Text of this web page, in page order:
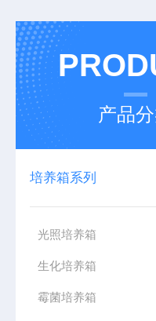
产品
培养箱系列
光照培养箱
生化培养箱
霉菌培养箱